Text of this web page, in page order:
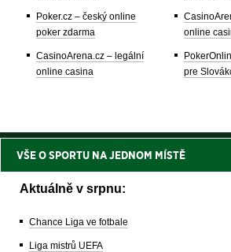
Poker.cz – český online
poker zdarma
CasinoArena.cz – legální
online casina
online
pre
VŠE O SPORTU NA JEDNOM MÍSTĚ
Aktuálně v srpnu:
Chance Liga ve fotbale
Liga mistrů UEFA